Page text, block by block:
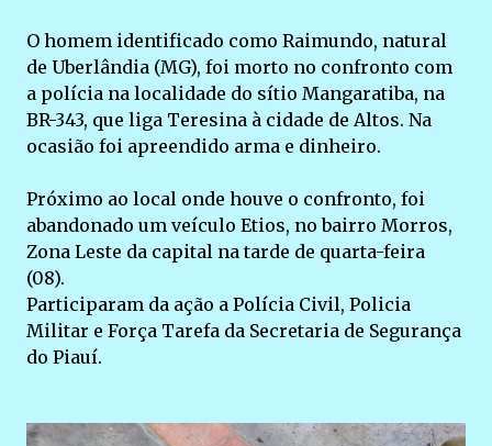
O homem identificado como Raimundo, natural
de Uberlândia (MG), foi morto no confronto com
a polícia na localidade do sítio Mangaratiba, na
BR-343, que liga Teresina à cidade de Altos. Na
ocasião foi apreendido arma e dinheiro.
Próximo ao local onde houve o confronto, foi
abandonado um veículo Etios, no bairro Morros,
Zona Leste da capital na tarde de quarta-feira
(08).
Participaram da ação a Polícia Civil, Policia
Militar e Força Tarefa da Secretaria de Segurança
do Piauí.